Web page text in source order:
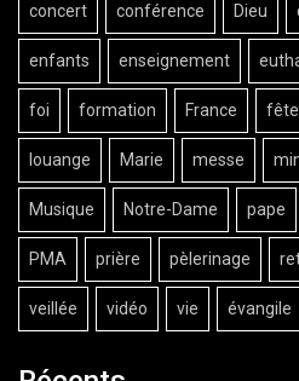
concert conférence Dieu
enfants enseignement
foi formation France fête
louange Marie messe
Musique Notre-Dame pape
PMA prière pèlerinage
veillée vidéo vie évangile